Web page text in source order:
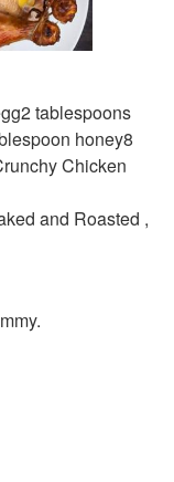
tablespoons
honey8
Chicken
and Roasted ,